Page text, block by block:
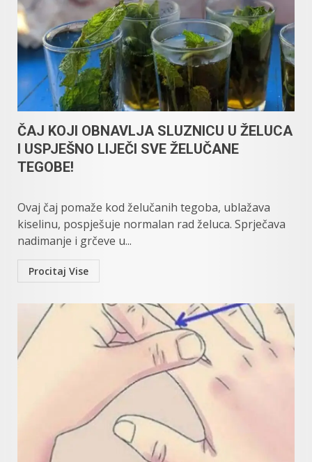
ČAJ KOJI OBNAVLJA SLUZNICU U ŽELUCA
I USPJEŠNO LIJEČI SVE ŽELUČANE
TEGOBE!
Ovaj čaj pomaže kod želučanih tegoba, ublažava
kiselinu, pospješuje normalan rad želuca. Sprječava
nadimanje i grčeve u...
Procitaj Vise